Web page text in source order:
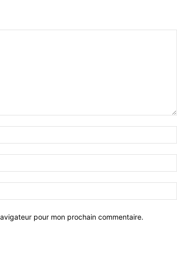
pour mon prochain commentaire.